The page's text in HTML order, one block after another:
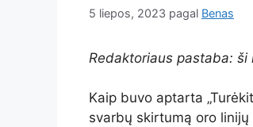
5 liepos, 2023 pagal Benas
Redaktoriaus pastaba:
Kaip buvo aptarta
svarbų skirtumą oro